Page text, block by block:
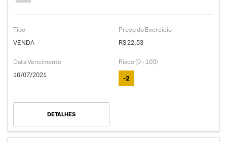
Tipo
VENDA
Preço do Exercício
R$ 22,53
Data Vencimento
16/07/2021
Risco (0 - 100)
-2
DETALHES